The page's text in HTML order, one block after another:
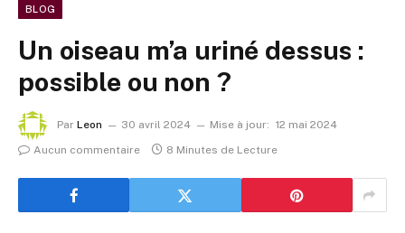
BLOG
Un oiseau m’a uriné dessus :
possible ou non ?
Par Leon 30 avril 2024 Mise à jour: 12 mai 2024
Aucun commentaire
8 Minutes de Lecture